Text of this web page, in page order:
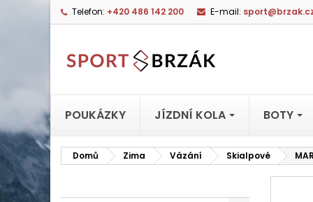
Telefon: +420 486 142 200 E-mail:
POUKÁZKY JÍZDNÍ KOLA BOTY
Domů Zima Vázání Skialpové